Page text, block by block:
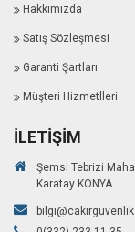
Hakkımızda
Satış Sözleşmesi
Garanti Şartları
Müşteri Hizmetlleri
İLETIŞIM
Şemsi Tebrizi
Karatay KONYA